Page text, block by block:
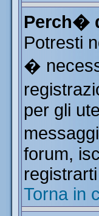
Perch�
Potresti
�
per gli
forum,
Torna in